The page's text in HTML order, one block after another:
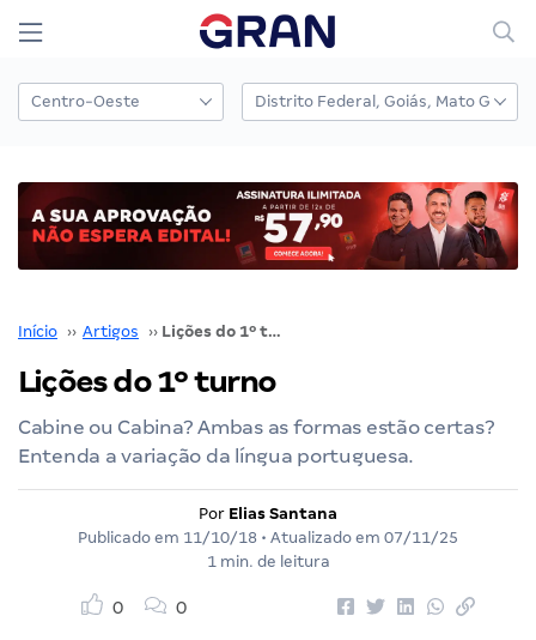
Início ›› Artigos ›› Lições do 1º turno
Lições do 1º turno
Cabine ou Cabina? Ambas as formas estão certas?
Entenda a variação da língua portuguesa.
Por Elias Santana
Publicado em 11/10/18 • Atualizado em 07/11/25
1 min. de leitura
0 0